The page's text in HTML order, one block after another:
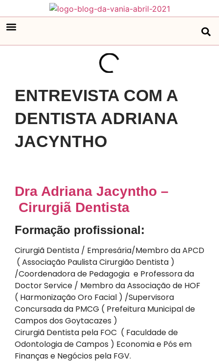
ENTREVISTA COM A
DENTISTA ADRIANA
JACYNTHO
Dra Adriana Jacyntho –
Cirurgiã Dentista
Formação profissional:
Cirurgiã Dentista / Empresária/Membro da APCD
( Associação Paulista Cirurgião Dentista )
/Coordenadora de Pedagogia e Professora da
Doctor Service / Membro da Associação de HOF
( Harmonização Oro Facial ) /Supervisora
Concursada da PMCG ( Prefeitura Municipal de
Campos dos Goytacazes )
Cirurgiã Dentista pela FOC ( Faculdade de
Odontologia de Campos ) Economia e Pós em
Finanças e Negócios pela FGV.